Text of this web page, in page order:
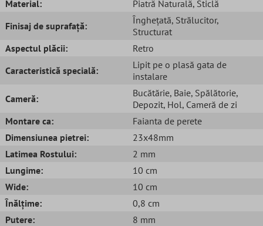
Material: Piatră Naturală, Sticlă
Finisaj de suprafață:
Înghețată, Strălucitor,
Structurat
Aspectul plăcii:
Retro
Caracteristică specială:
Lipit pe o plasă gata de
instalare
Cameră:
Bucătărie, Baie, Spălătorie,
Depozit, Hol, Cameră de zi
Montare ca:
Faianta de perete
Dimensiunea pietrei:
23x48mm
Latimea Rostului:
2 mm
Lungime:
10 cm
Wide:
10 cm
Înălțime:
0,8 cm
Putere:
8 mm